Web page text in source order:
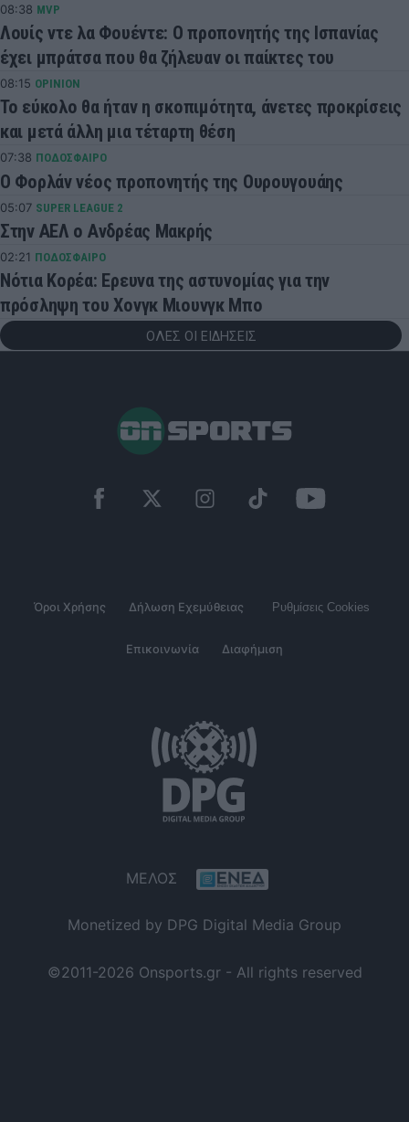
08:38 MVP
Λουίς ντε λα Φουέντε: Ο προπονητής της Ισπανίας
έχει μπράτσα που θα ζήλευαν οι παίκτες του
08:15 OPINION
Το εύκολο θα ήταν η σκοπιμότητα, άνετες προκρίσεις
και μετά άλλη μια τέταρτη θέση
07:38 ΠΟΔΟΣΦΑΙΡΟ
Ο Φορλάν νέος προπονητής της Ουρουγουάης
05:07 SUPER LEAGUE 2
Στην ΑΕΛ ο Ανδρέας Μακρής
02:21 ΠΟΔΟΣΦΑΙΡΟ
Νότια Κορέα: Ερευνα της αστυνομίας για την
πρόσληψη του Χονγκ Μιουνγκ Μπo
ΟΛΕΣ ΟΙ ΕΙΔΗΣΕΙΣ
Όροι Χρήσης Δήλωση Εχεμύθειας Ρυθμίσεις Cookies
Επικοινωνία Διαφήμιση
ΜΕΛΟΣ
Monetized by DPG Digital Media Group
©2011-2026 Onsports.gr - All rights reserved